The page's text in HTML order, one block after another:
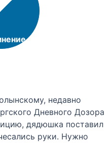
недавно
Дневного Дозора
дядюшка поставил
руки. Нужно